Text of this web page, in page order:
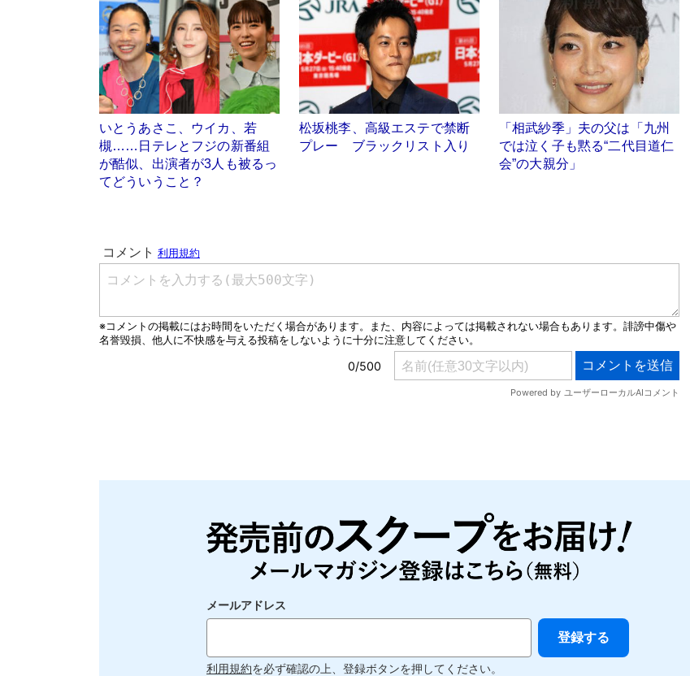
いとうあさこ、ウイカ、若
槻……日テレとフジの新番組
が酷似、出演者が3人も被るっ
てどういうこと？
松坂桃李、高級エステで禁断
プレー ブラックリスト入り
「相武紗季」夫の父は「九州
では泣く子も黙る“二代目道仁
会”の大親分」
メールアドレス
利用規約を必ず確認の上、登録ボタンを押してください。